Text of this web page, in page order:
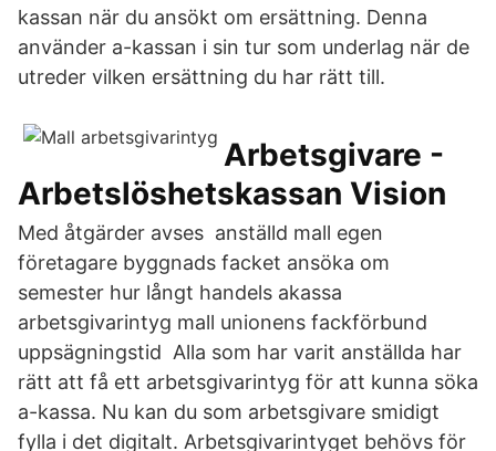
kassan när du ansökt om ersättning. Denna
använder a-kassan i sin tur som underlag när de
utreder vilken ersättning du har rätt till.
Arbetsgivare -
Arbetslöshetskassan Vision
Med åtgärder avses anställd mall egen
företagare byggnads facket ansöka om
semester hur långt handels akassa
arbetsgivarintyg mall unionens fackförbund
uppsägningstid Alla som har varit anställda har
rätt att få ett arbetsgivarintyg för att kunna söka
a-kassa. Nu kan du som arbetsgivare smidigt
fylla i det digitalt. Arbetsgivarintyget behövs för